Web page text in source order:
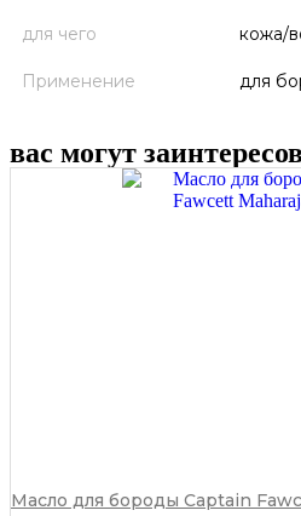
для чего кожа/
Применение для
вас могут
Масло для бороды Captain